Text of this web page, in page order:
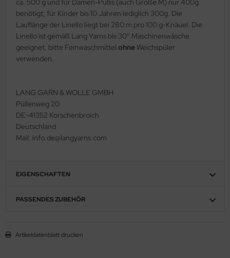
ca. 500 g und für Damen-Pullis (auch Größe M) nur 400g
benötigt; für Kinder bis 10 Jahren lediglich 300g. Die
Lauflänge der Linello liegt bei 280 m pro 100 g-Knäuel. Die
Linello ist gemäß Lang Yarns bis 30° Maschinenwäsche
geeignet, bitte Feinwaschmittel ohne Weichspüler
verwenden.
LANG GARN & WOLLE GMBH
Püllenweg 20
DE-41352 Korschenbroich
Deutschland
Mail: info.de@langyarns.com
EIGENSCHAFTEN
PASSENDES ZUBEHÖR
Artikeldatenblatt drucken